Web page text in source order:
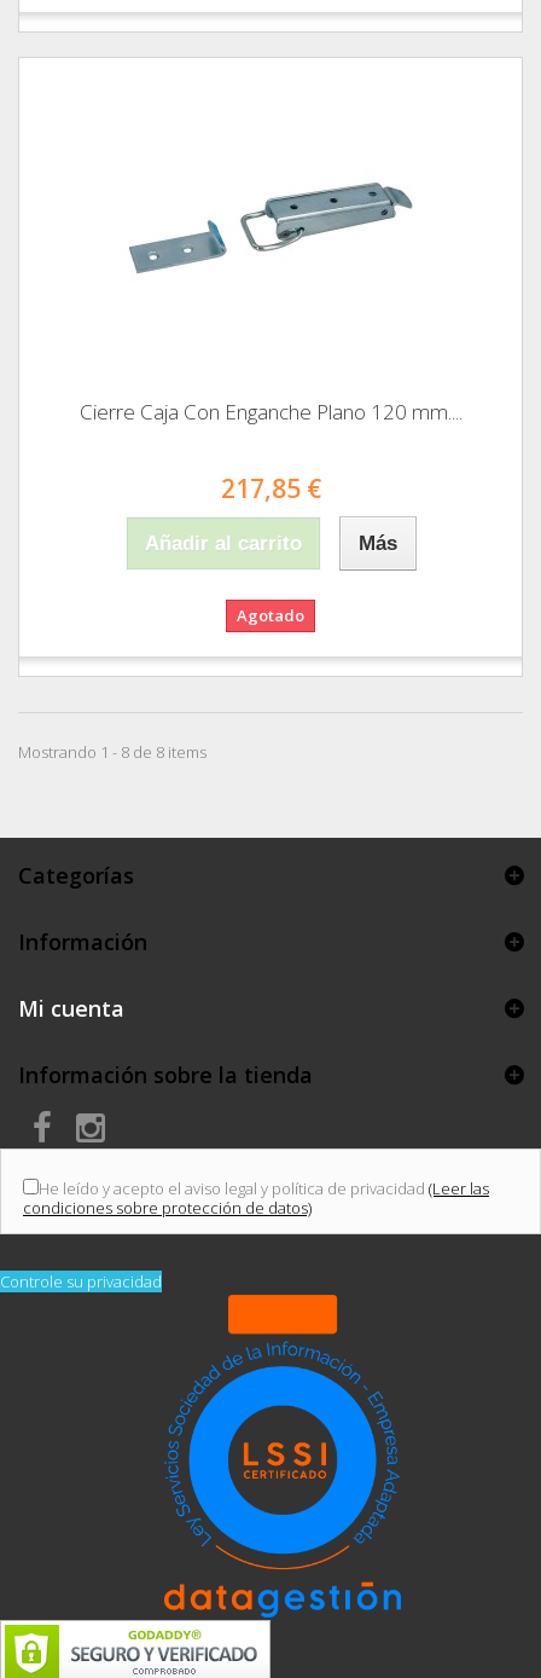
Cierre Caja Con Enganche Plano 120 mm....
217,85 €
Añadir al carrito Más
Agotado
Mostrando 1 - 8 de 8 items
Categorías
Información
Mi cuenta
Información sobre la tienda
He leído y acepto el aviso legal y política de privacidad (Leer las
condiciones sobre protección de datos)
Controle su privacidad